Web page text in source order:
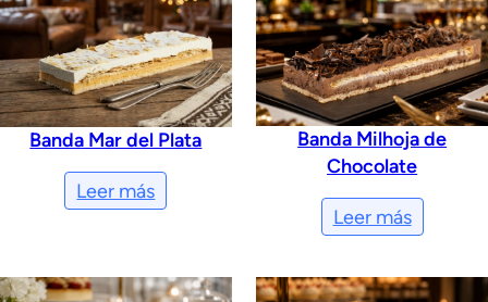
Banda Mar del Plata
Leer más
Banda Milhoja de
Chocolate
Leer más